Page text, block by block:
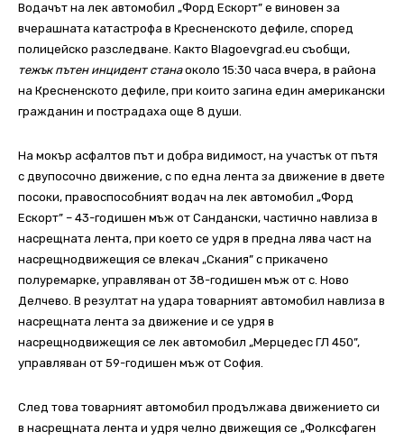
Водачът на лек автомобил „Форд Ескорт” е виновен за
вчерашната катастрофа в Кресненското дефиле, според
полицейско разследване. Както Blagoevgrad.eu съобщи,
тежък пътен инцидент станаоколо 15:30 часа вчера, в района
на Кресненското дефиле, при които загина един американски
гражданин и пострадаха още 8 души.
На мокър асфалтов път и добра видимост, на участък от пътя
с двупосочно движение, с по една лента за движение в двете
посоки, правоспособният водач на лек автомобил „Форд
Ескорт” – 43-годишен мъж от Сандански, частично навлиза в
насрещната лента, при което се удря в предна лява част на
насрещнодвижещия се влекач „Скания” с прикачено
полуремарке, управляван от 38-годишен мъж от с. Ново
Делчево. В резултат на удара товарният автомобил навлиза в
насрещната лента за движение и се удря в
насрещнодвижещия се лек автомобил „Мерцедес ГЛ 450”,
управляван от 59-годишен мъж от София.
След това товарният автомобил продължава движението си
в насрещната лента и удря челно движещия се „Фолксфаген